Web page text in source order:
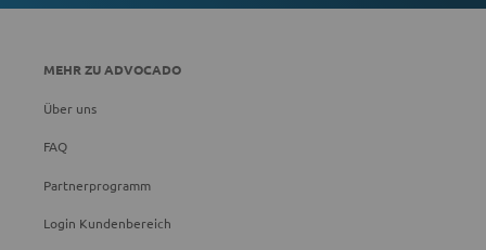
MEHR ZU ADVOCADO
Über uns
FAQ
Partnerprogramm
Login Kundenbereich